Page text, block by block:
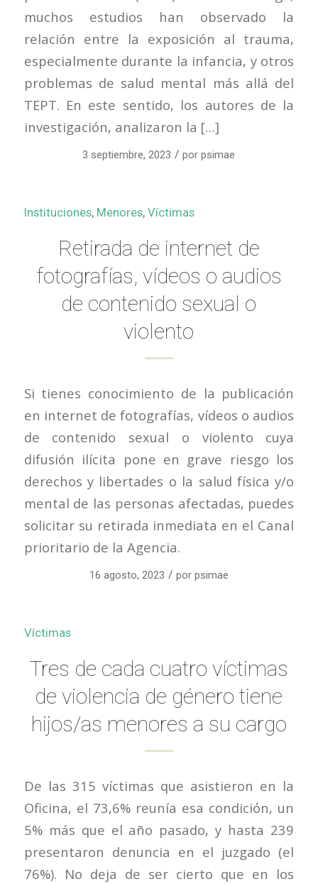
muchos estudios han observado la
relación entre la exposición al trauma,
especialmente durante la infancia, y otros
problemas de salud mental más allá del
TEPT. En este sentido, los autores de la
investigación, analizaron la […]
3 septiembre, 2023 / porpsimae
Instituciones, Menores, Víctimas
Retirada de internet de
fotografías, vídeos o audios
de contenido sexual o
violento
Si tienes conocimiento de la publicación
en internet de fotografías, vídeos o audios
de contenido sexual o violento cuya
difusión ilícita pone en grave riesgo los
derechos y libertades o la salud física y/o
mental de las personas afectadas, puedes
solicitar su retirada inmediata en el Canal
prioritario de la Agencia.
16 agosto, 2023 / por psimae
Víctimas
Tres de cada cuatro víctimas
de violencia de género tiene
hijos/as menores a su cargo
De las 315 víctimas que asistieron en la
Oficina, el 73,6% reunía esa condición, un
5% más que el año pasado, y hasta 239
presentaron denuncia en el juzgado (el
76%). No deja de ser cierto que en los